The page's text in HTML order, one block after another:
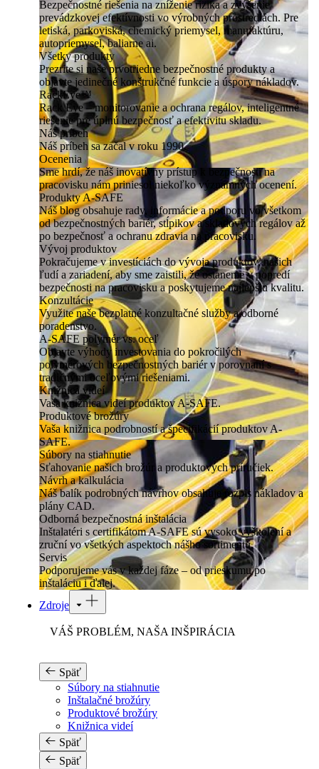
Bezpečnostné riešenia na zníženie rizika a zvýšenie
prevádzkovej efektívnosti vo výrobných prostrediach. Pre
letiská, parkoviská, chemický priemysel, manufaktúru,
autopriemysel, baliarne ai.
Všetky produkty
Prezrite si naše prvotriedne bezpečnostné produkty a
objavte jedinečné konštrukčné funkcie a úspory nákladov.
RackEye™
Rack Eye – monitorovanie a ochrana regálov, inteligentné
riešenie pre úplnú bezpečnosť a efektivitu skladu.
Náš príbeh
Náš príbeh sa začal v roku 1990.
Ocenenia
Sme hrdí, že náš inovatívny prístup k bezpečnosti na
pracovisku nám priniesol niekoľko významných ocenení.
Produkty A-SAFE
Náš blog obsahuje rady, informácie a podporu vo všetkom
od bezpečnostných bariér, stĺpikov a skladových regálov až
po bezpečnosť a ochranu zdravia na pracovisku.
Vývoj produktov
Pokračujeme v investíciách do vývoja produktov, našich
ľudí a zariadení, aby sme zaistili, že ostaneme v popredí
bezpečnosti na pracovisku a poskytujeme najlepšiu kvalitu.
Konzultácie
Využite naše bezplatné konzultačné služby a odborné
poradenstvo.
A-SAFE polymér vs. oceľ
Objavte výhody investovania do pokročilých
polymérových bezpečnostných bariér v porovnaní s
tradičnými oceľovými riešeniami.
Knižnica videí
Vaša knižnica videí produktov A-SAFE.
Produktové brožúry
Vaša knižnica podrobností a špecifikácií produktov A-
SAFE.
Súbory na stiahnutie
Sťahovanie našich brožúr a produktových príručiek.
Návrh a kalkulácia
Náš balík podrobných návrhov obsahuje rozpis nákladov a
plány CAD.
Odborná bezpečnostná inštalácia
Inštalatéri s certifikátom A-SAFE sú vysoko vyškolení a
zruční vo všetkých aspektoch nášho sortimentu.
Servis
Podporujeme vás v každej fáze – od prieskumu po
inštaláciu i ďalej.
Zdroje
VÁŠ PROBLÉM, NAŠA INŠPIRÁCIA
Späť
Súbory na stiahnutie
Inštalačné brožúry
Produktové brožúry
Knižnica videí
Späť
Späť